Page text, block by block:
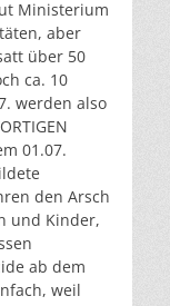
Ministerium
aber
über 50
ca. 10
werden also
01.07.
den Arsch
und Kinder,
ab dem
weil